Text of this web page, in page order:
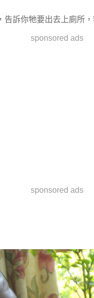
訴你牠要出去上廁所，
sponsored ads
sponsored ads